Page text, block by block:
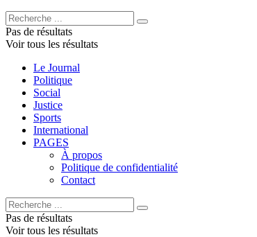
Pas de résultats
Voir tous les résultats
Le Journal
Politique
Social
Justice
Sports
International
PAGES
À propos
Politique de confidentialité
Contact
Pas de résultats
Voir tous les résultats